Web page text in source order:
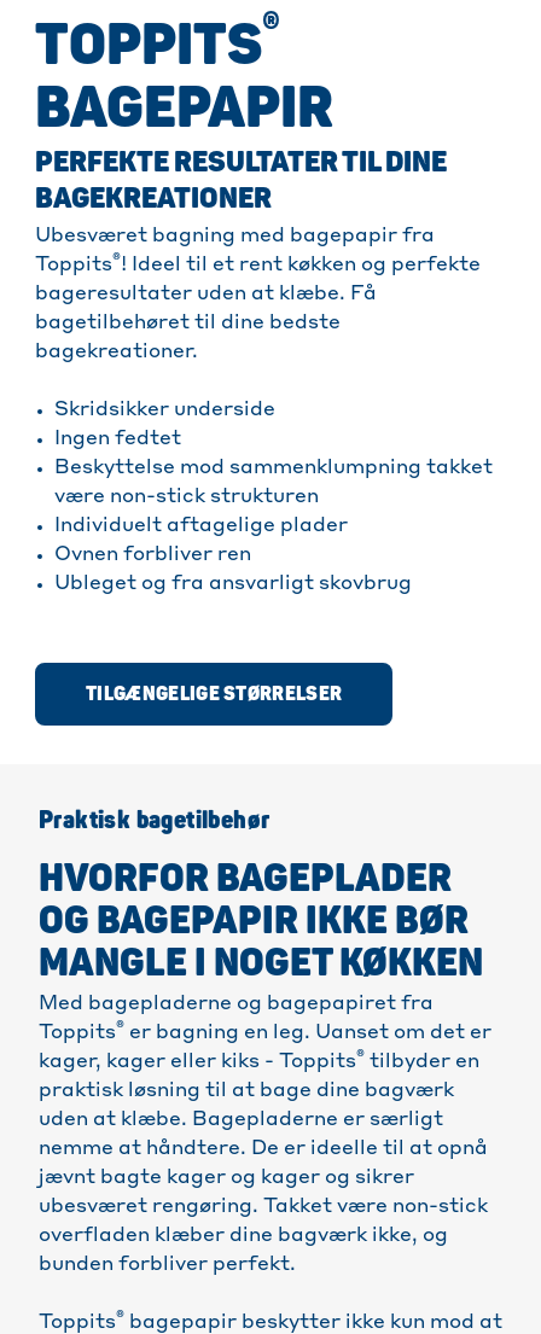
TOPPITS®
BAGEPAPIR
PERFEKTE RESULTATER TIL DINE
BAGEKREATIONER
Ubesværet bagning med bagepapir fra
Toppits®! Ideel til et rent køkken og perfekte
bageresultater uden at klæbe. Få
bagetilbehøret til dine bedste
bagekreationer.
Skridsikker underside
Ingen fedtet
Beskyttelse mod sammenklumpning takket
være non-stick strukturen
Individuelt aftagelige plader
Ovnen forbliver ren
Ubleget og fra ansvarligt skovbrug
TILGÆNGELIGE STØRRELSER
Praktisk bagetilbehør
HVORFOR BAGEPLADER
OG BAGEPAPIR IKKE BØR
MANGLE I NOGET KØKKEN
Med bagepladerne og bagepapiret fra
Toppits® er bagning en leg. Uanset om det er
kager, kager eller kiks - Toppits® tilbyder en
praktisk løsning til at bage dine bagværk
uden at klæbe. Bagepladerne er særligt
nemme at håndtere. De er ideelle til at opnå
jævnt bagte kager og kager og sikrer
ubesværet rengøring. Takket være non-stick
overfladen klæber dine bagværk ikke, og
bunden forbliver perfekt.
Toppits® bagepapir beskytter ikke kun mod at